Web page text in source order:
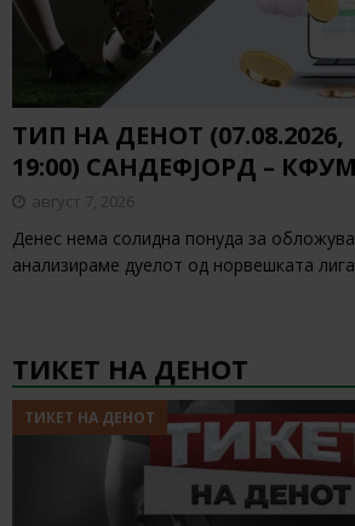
ТИП НА ДЕНОТ (07.08.2026,
19:00) САНДЕФЈОРД – КФУМ
август 7, 2026
Денес нема солидна понуда за
анализираме дуелот од норвешката лига
ТИКЕТ НА ДЕНОТ
ТИКЕТ НА ДЕНОТ